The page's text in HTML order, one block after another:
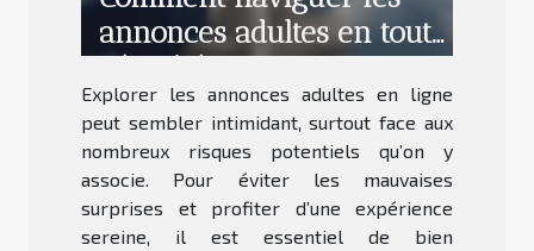
annonces adultes en toute
sécurité?
Explorer les annonces adultes en ligne
peut sembler intimidant, surtout face aux
nombreux risques potentiels qu’on y
associe. Pour éviter les mauvaises
surprises et profiter d’une expérience
sereine, il est essentiel de bien